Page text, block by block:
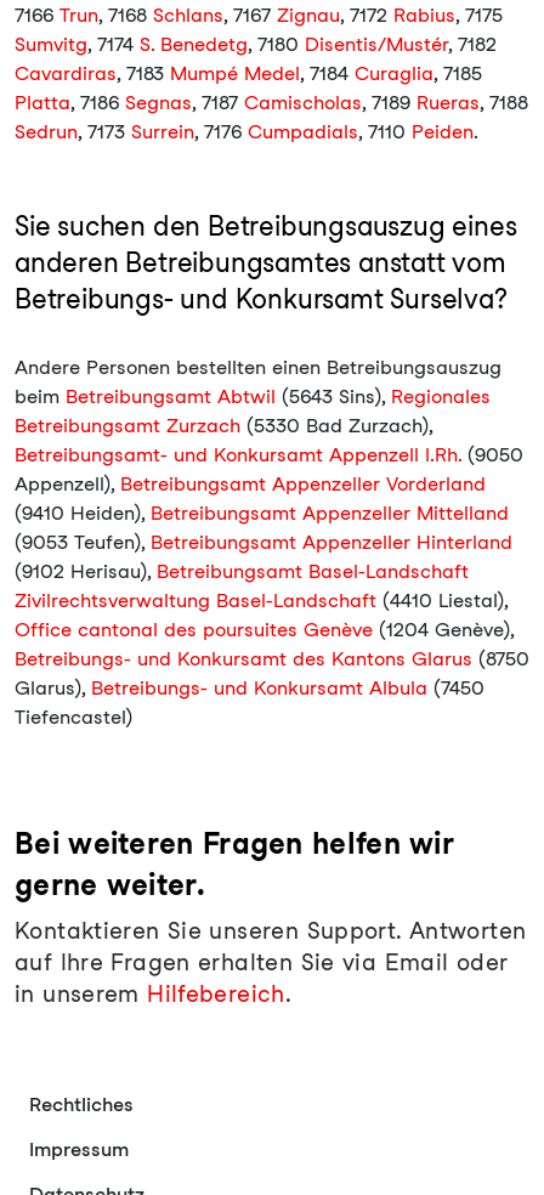
7166 Trun, 7168 Schlans, 7167 Zignau, 7172 Rabius, 7175
Sumvitg, 7174 S. Benedetg, 7180 Disentis/Mustér, 7182
Cavardiras, 7183 Mumpé Medel, 7184 Curaglia, 7185
Platta, 7186 Segnas, 7187 Camischolas, 7189 Rueras, 7188
Sedrun, 7173 Surrein, 7176 Cumpadials, 7110 Peiden.
Sie suchen den Betreibungsauszug eines
anderen Betreibungsamtes anstatt vom
Betreibungs- und Konkursamt Surselva?
Andere Personen bestellten einen Betreibungsauszug
beim Betreibungsamt Abtwil (5643 Sins), Regionales
Betreibungsamt Zurzach (5330 Bad Zurzach),
Betreibungsamt- und Konkursamt Appenzell I.Rh. (9050
Appenzell), Betreibungsamt Appenzeller Vorderland
(9410 Heiden), Betreibungsamt Appenzeller Mittelland
(9053 Teufen), Betreibungsamt Appenzeller Hinterland
(9102 Herisau), Betreibungsamt Basel-Landschaft
Zivilrechtsverwaltung Basel-Landschaft (4410 Liestal),
Office cantonal des poursuites Genève (1204 Genève),
Betreibungs- und Konkursamt des Kantons Glarus (8750
Glarus), Betreibungs- und Konkursamt Albula (7450
Tiefencastel)
Bei weiteren Fragen helfen wir
gerne weiter.
Kontaktieren Sie unseren Support. Antworten
auf Ihre Fragen erhalten Sie via Email oder
in unserem Hilfebereich.
Rechtliches
Impressum